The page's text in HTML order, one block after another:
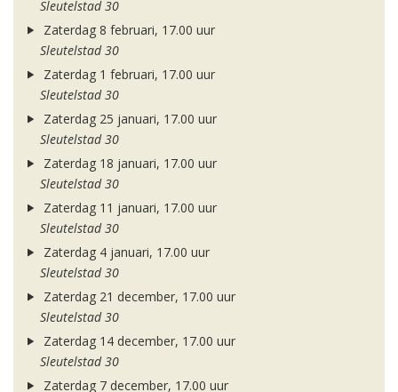
Sleutelstad 30
Zaterdag 8 februari, 17.00 uur
Sleutelstad 30
Zaterdag 1 februari, 17.00 uur
Sleutelstad 30
Zaterdag 25 januari, 17.00 uur
Sleutelstad 30
Zaterdag 18 januari, 17.00 uur
Sleutelstad 30
Zaterdag 11 januari, 17.00 uur
Sleutelstad 30
Zaterdag 4 januari, 17.00 uur
Sleutelstad 30
Zaterdag 21 december, 17.00 uur
Sleutelstad 30
Zaterdag 14 december, 17.00 uur
Sleutelstad 30
Zaterdag 7 december, 17.00 uur